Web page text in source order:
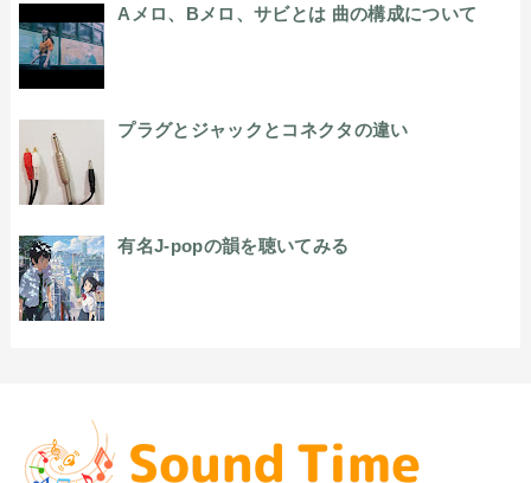
Aメロ、Bメロ、サビとは 曲の構成について
プラグとジャックとコネクタの違い
有名J-popの韻を聴いてみる